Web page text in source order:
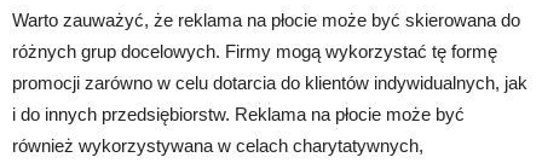
Warto zauważyć, że reklama na płocie może być skierowana do
różnych grup docelowych. Firmy mogą wykorzystać tę formę
promocji zarówno w celu dotarcia do klientów indywidualnych, jak
i do innych przedsiębiorstw. Reklama na płocie może być
również wykorzystywana w celach charytatywnych,